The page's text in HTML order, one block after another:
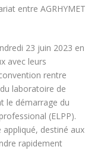
entre AGRHYMET
23 juin 2023 en
avec leurs
rentre
laboratoire de
le démarrage du
(ELPP).
appliqué, destiné aux
rapidement